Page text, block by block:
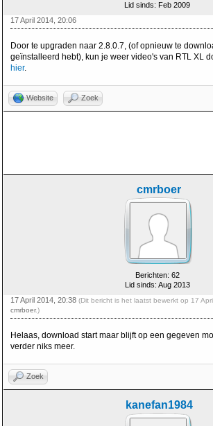
Lid sinds: Feb 2009
17 April 2014, 20:06
Door te upgraden naar 2.8.0.7, (of opnieuw te
geïnstalleerd hebt), kun je weer video's van RTL XL
hier.
Website Zoek
cmrboer
Berichten: 62
Lid sinds: Aug 2013
17 April 2014, 20:38 (Dit bericht is het laatst bewerkt op 17
cmrboer.)
Helaas, download start maar blijft op een gegeven
verder niks meer.
Zoek
kanefan1984